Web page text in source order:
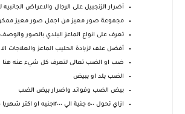
أضرار الزنجبيل على الرجال والاعراض الجانبيه
مجموعة صور معيز من اجمل صور معيز
تعرف على انواع الماعز البلدي بالصور والوصف
أفضل علف لزيادة الحليب الماعز والعلاجات
ضب او الضب تعالى لتعرف كل شيء عنه هنا
الضب يلد او يبيض
بيض الضب وفوائد واضرار بيض الضب
ازاي تحول ٥٠٠ جنية الي ١٢٠٠٠جنيه او اكتر شهريا - م...